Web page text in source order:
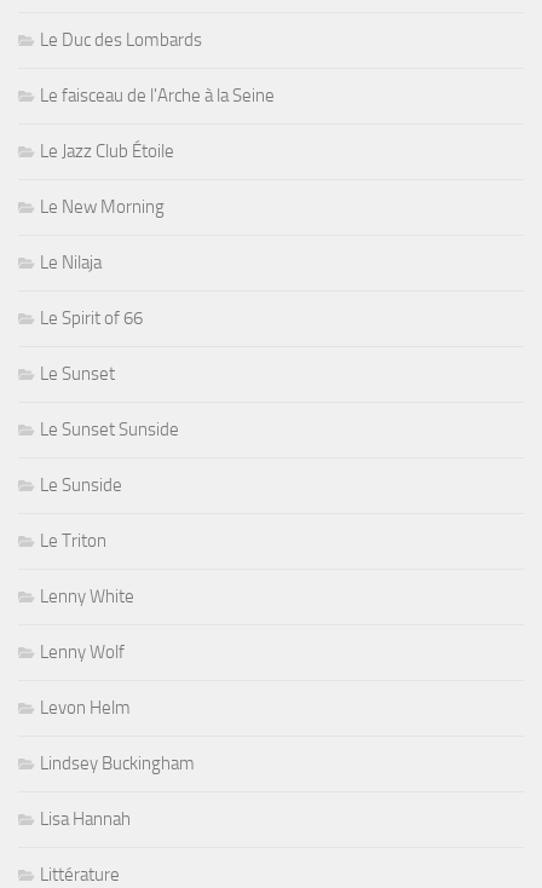
Le Duc des Lombards
Le faisceau de l'Arche à la Seine
Le Jazz Club Étoile
Le New Morning
Le Nilaja
Le Spirit of 66
Le Sunset
Le Sunset Sunside
Le Sunside
Le Triton
Lenny White
Lenny Wolf
Levon Helm
Lindsey Buckingham
Lisa Hannah
Littérature